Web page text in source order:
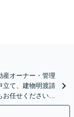
産オーナー・管理
立て、建物明渡請
お任せください。
談OK】